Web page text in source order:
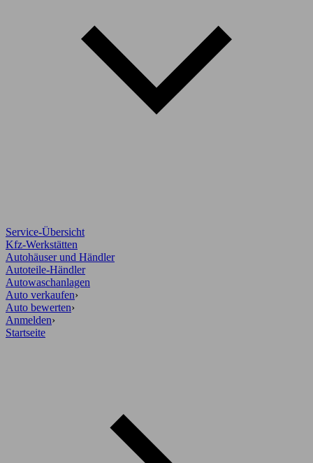
Service-Übersicht
Kfz-Werkstätten
Autohäuser und Händler
Autoteile-Händler
Autowaschanlagen
Auto verkaufen›
Auto bewerten›
Anmelden›
Startseite